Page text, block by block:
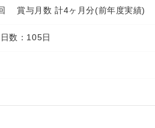
賞与月数 計4ヶ月分(前年度実績)
数：105日